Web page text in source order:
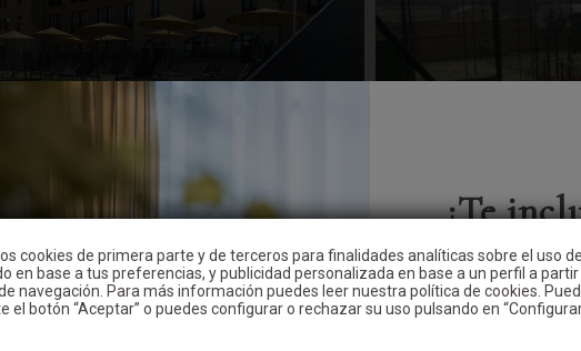
cookies de primera parte y de terceros para finalidades analíticas sobre el uso
en base a tus preferencias, y publicidad personalizada en base a un perfil a
navegación. Para más información puedes leer nuestra política de cookies.
el botón “Aceptar” o puedes configurar o rechazar su uso pulsando en
de verano
¡Te
Reserva con
incluido por el